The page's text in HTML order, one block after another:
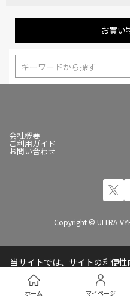
ホーム マイページ
お買い
キーワードから探す
会社概要
ご利用ガイド
お問い合わせ
Copyright © ULTRA-
当サイトでは、サイトの利便
キー(Cookie)を使用しています
プライバシーポリシー